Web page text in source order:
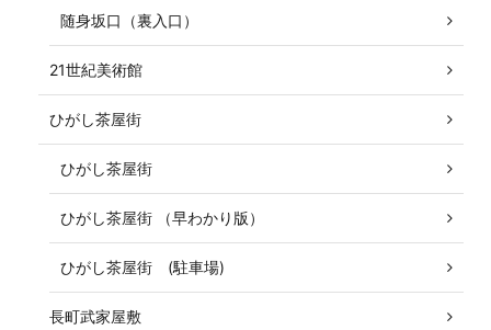
随身坂口（裏入口）
21世紀美術館
ひがし茶屋街
ひがし茶屋街
ひがし茶屋街 （早わかり版）
ひがし茶屋街 (駐車場)
長町武家屋敷